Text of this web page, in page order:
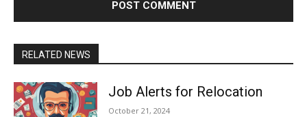
RELATED NEWS
Job Alerts for Relocation
October 21, 2024